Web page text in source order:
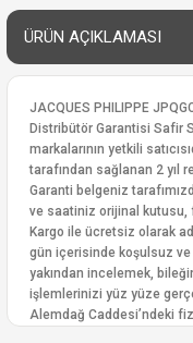
ÜRÜN AÇIKLAMASI
JACQUES PHILIPPE
Distribütör Garantisi Safir
markalarının yetkili
tarafından sağlanan 2 yıl
Garanti belgeniz
ve saatiniz orijinal kutusu,
Kargo ile ücretsiz olarak
gün içerisinde koşulsuz
yakından incelemek,
işlemlerinizi yüz yüze
Alemdağ Caddesi’ndeki